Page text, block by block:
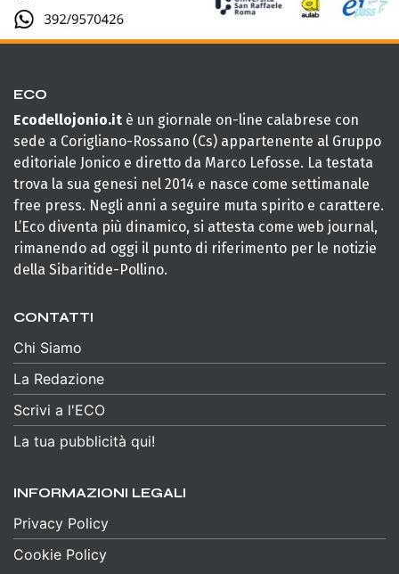
ECO
Ecodellojonio.it è un giornale on-line calabrese con
sede a Corigliano-Rossano (Cs) appartenente al Gruppo
editoriale Jonico e diretto da Marco Lefosse. La testata
trova la sua genesi nel 2014 e nasce come settimanale
free press. Negli anni a seguire muta spirito e carattere.
L’Eco diventa più dinamico, si attesta come web journal,
rimanendo ad oggi il punto di riferimento per le notizie
della Sibaritide-Pollino.
CONTATTI
Chi Siamo
La Redazione
Scrivi a l'ECO
La tua pubblicità qui!
INFORMAZIONI LEGALI
Privacy Policy
Cookie Policy